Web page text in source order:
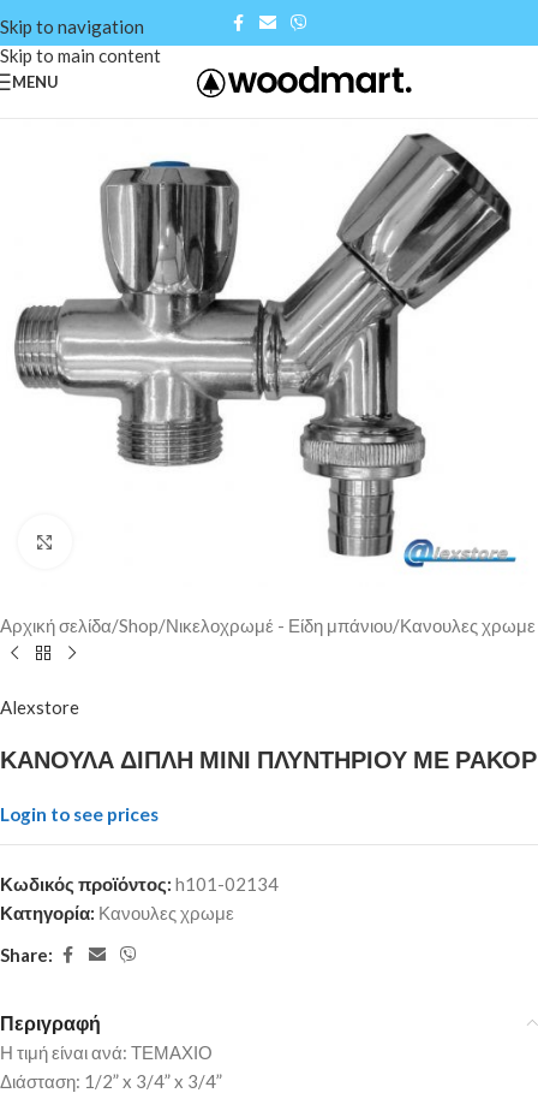
Skip to navigation
Skip to main content
MENU
Αρχική σελίδα/Shop/Νικελοχρωμέ - Είδη μπάνιου/Κανουλες χρωμε
Alexstore
ΚΑΝΟΥΛΑ ΔΙΠΛΗ ΜΙΝΙ ΠΛΥΝΤΗΡΙΟΥ ΜΕ ΡΑΚΟΡ
Login to see prices
Κωδικός προϊόντος: h101-02134
Κατηγορία: Κανουλες χρωμε
Share:
Περιγραφή
Η τιμή είναι ανά: ΤΕΜΑΧΙΟ
Διάσταση: 1/2” x 3/4” x 3/4”